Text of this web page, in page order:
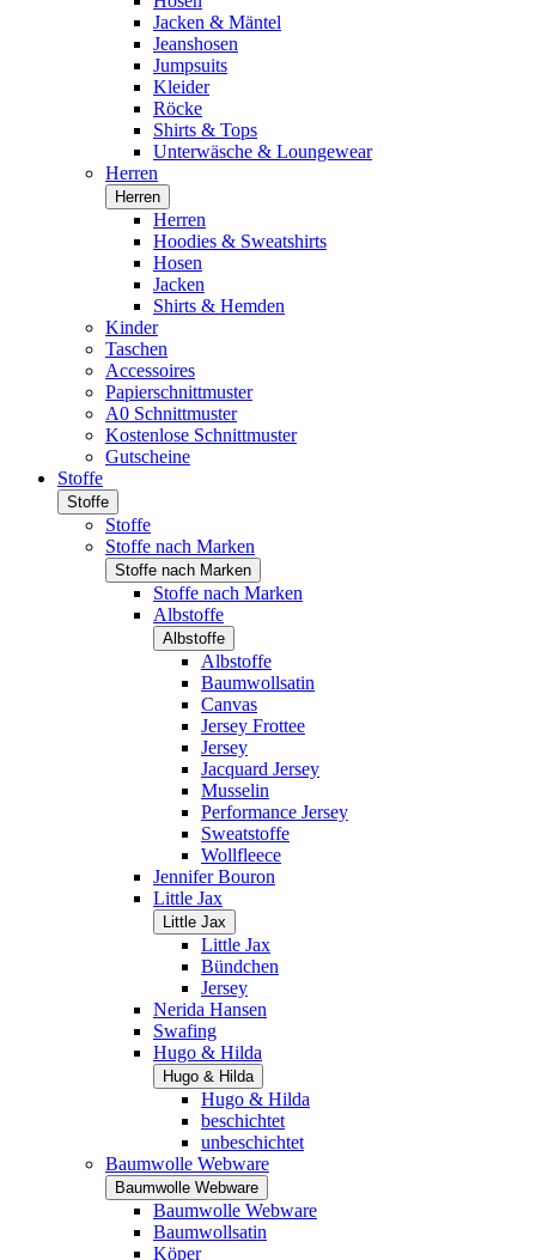
Jacken & Mäntel
Jeanshosen
Jumpsuits
Kleider
Röcke
Shirts & Tops
Unterwäsche & Loungewear
Herren
Herren
Herren
Hoodies & Sweatshirts
Hosen
Jacken
Shirts & Hemden
Kinder
Taschen
Accessoires
Papierschnittmuster
A0 Schnittmuster
Kostenlose Schnittmuster
Gutscheine
Stoffe
Stoffe
Stoffe
Stoffe nach Marken
Stoffe nach Marken
Stoffe nach Marken
Albstoffe
Albstoffe
Albstoffe
Baumwollsatin
Canvas
Jersey Frottee
Jersey
Jacquard Jersey
Musselin
Performance Jersey
Sweatstoffe
Wollfleece
Jennifer Bouron
Little Jax
Little Jax
Little Jax
Bündchen
Jersey
Nerida Hansen
Swafing
Hugo & Hilda
Hugo & Hilda
Hugo & Hilda
beschichtet
unbeschichtet
Baumwolle Webware
Baumwolle Webware
Baumwolle Webware
Baumwollsatin
Köper